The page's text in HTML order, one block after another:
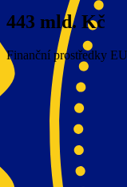
443 mld. Kč
Finanční prostředky